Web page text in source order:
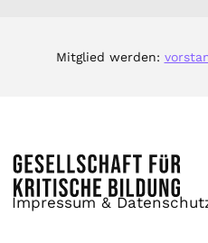
Mitglied werden:
Impressum &